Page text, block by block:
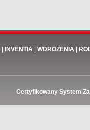
INVENTIA WDROŻENIA
Certyfikowany System